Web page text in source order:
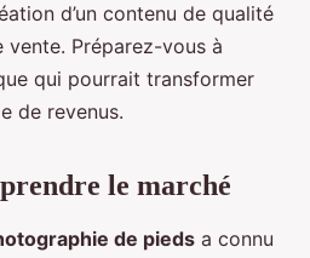
d’un contenu de qualité
Préparez-vous à
qui pourrait transformer
de revenus.
le marché
de pieds a connu